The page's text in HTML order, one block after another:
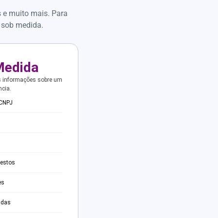
muito mais. Para
medida.
sobre um